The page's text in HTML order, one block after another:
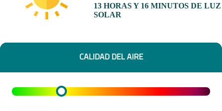
13 HORAS Y 16 MINUTOS DE LUZ
SOLAR
CALIDAD DEL AIRE